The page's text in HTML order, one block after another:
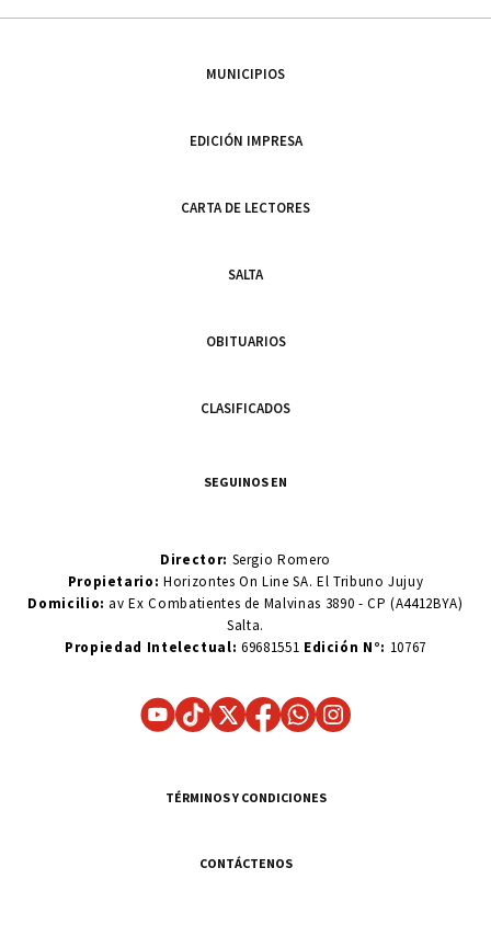
MUNICIPIOS
EDICIÓN IMPRESA
CARTA DE LECTORES
SALTA
OBITUARIOS
CLASIFICADOS
SEGUINOS EN
Director: Sergio Romero
Propietario:Horizontes On Line SA. El Tribuno Jujuy
Domicilio: av Ex Combatientes de Malvinas 3890 - CP (A4412BYA)
Salta.
Propiedad Intelectual: 69681551 Edición N°: 10767
TÉRMINOS Y CONDICIONES
CONTÁCTENOS